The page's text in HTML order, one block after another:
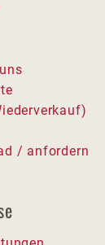
/ anfordern